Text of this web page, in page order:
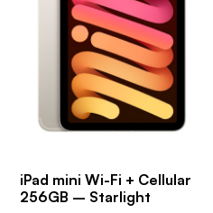
iPad mini Wi-Fi + Cellular
256GB – Starlight